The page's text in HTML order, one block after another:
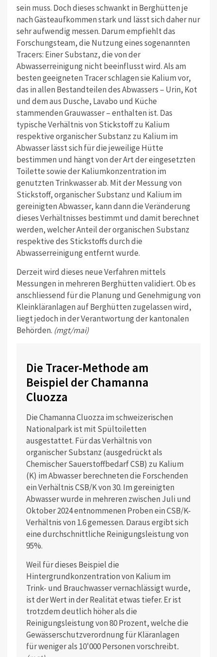
sein muss. Doch dieses schwankt in Berghütten je
nach Gästeaufkommen stark und lässt sich daher nur
sehr aufwendig messen. Darum empfiehlt das
Forschungsteam, die Nutzung eines sogenannten
Tracers: Einer Substanz, die von der
Abwasserreinigung nicht beeinflusst wird. Als am
besten geeigneten Tracer schlagen sie Kalium vor,
das in allen Bestandteilen des Abwassers – Urin, Kot
und dem aus Dusche, Lavabo und Küche
stammenden Grauwasser – enthalten ist. Das
typische Verhältnis von Stickstoff zu Kalium
respektive organischer Substanz zu Kalium im
Abwasser lässt sich für die jeweilige Hütte
bestimmen und hängt von der Art der eingesetzten
Toilette sowie der Kaliumkonzentration im
genutzten Trinkwasser ab. Mit der Messung von
Stickstoff, organischer Substanz und Kalium im
gereinigten Abwasser, kann dann die Veränderung
dieses Verhältnisses bestimmt und damit berechnet
werden, welcher Anteil der organischen Substanz
respektive des Stickstoffs durch die
Abwasserreinigung entfernt wurde.
Derzeit wird dieses neue Verfahren mittels
Messungen in mehreren Berghütten validiert. Ob es
anschliessend für die Planung und Genehmigung von
Kleinkläranlagen auf Berghütten zugelassen wird,
liegt jedoch in der Verantwortung der kantonalen
Behörden. (mgt/mai)
Die Tracer-Methode am
Beispiel der Chamanna
Cluozza
Die Chamanna Cluozza im schweizerischen
Nationalpark ist mit Spültoiletten
ausgestattet. Für das Verhältnis von
organischer Substanz (ausgedrückt als
Chemischer Sauerstoffbedarf CSB) zu Kalium
(K) im Abwasser berechneten die Forschenden
ein Verhältnis CSB/K von 30. Im gereinigten
Abwasser wurde in mehreren zwischen Juli und
Oktober 2024 entnommenen Proben ein CSB/K-
Verhältnis von 1.6 gemessen. Daraus ergibt sich
eine durchschnittliche Reinigungsleistung von
95%.
Weil für dieses Beispiel die
Hintergrundkonzentration von Kalium im
Trink- und Brauchwasser vernachlässigt wurde,
ist der Wert in der Realität etwas tiefer. Er ist
trotzdem deutlich höher als die
Reinigungsleistung von 80 Prozent, welche die
Gewässerschutzverordnung für Kläranlagen
für weniger als 10'000 Personen vorschreibt.